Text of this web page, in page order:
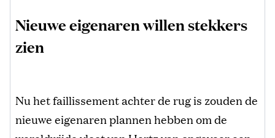
Nieuwe eigenaren willen stekkers
zien
Nu het faillissement achter de rug is zouden de
nieuwe eigenaren plannen hebben om de